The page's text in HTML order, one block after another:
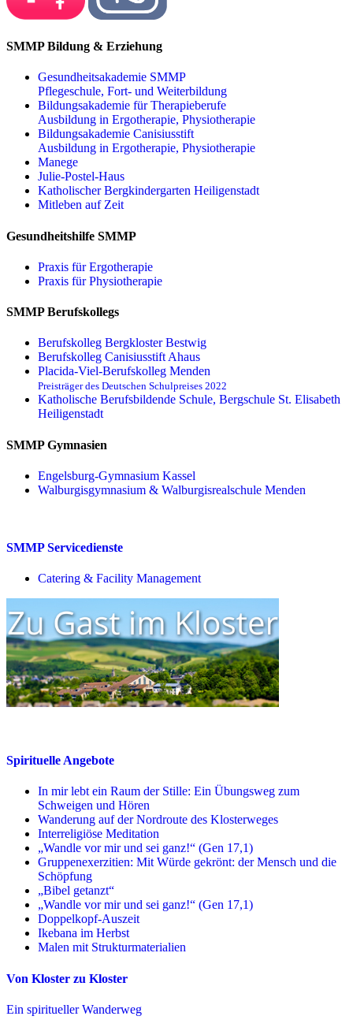
SMMP Bildung & Erziehung
Gesundheitsakademie SMMP
Pflegeschule, Fort- und Weiterbildung
Bildungsakademie für Therapieberufe
Ausbildung in Ergotherapie, Physiotherapie
Bildungsakademie Canisiusstift
Ausbildung in Ergotherapie, Physiotherapie
Manege
Julie-Postel-Haus
Katholischer Bergkindergarten Heiligenstadt
Mitleben auf Zeit
Gesundheitshilfe SMMP
Praxis für Ergo­therapie
Praxis für Physio­therapie
SMMP Berufskollegs
Berufskolleg Bergkloster Bestwig
Berufskolleg Canisiusstift Ahaus
Placida-Viel-Berufskolleg Menden
Preisträger des Deutschen Schulpreises 2022
Katholische Berufsbildende Schule, Bergschule St. Elisabeth
Heiligenstadt
SMMP Gymnasien
Engelsburg-Gymnasium Kassel
Walburgisgymnasium & Walburgisrealschule Menden
SMMP Servicedienste
Catering & Facility Management
Spirituelle Angebote
In mir lebt ein Raum der Stille: Ein Übungsweg zum
Schweigen und Hören
Wanderung auf der Nordroute des Klosterweges
Interreligiöse Meditation
„Wandle vor mir und sei ganz!“ (Gen 17,1)
Gruppenexerzitien: Mit Würde gekrönt: der Mensch und die
Schöpfung
„Bibel getanzt“
„Wandle vor mir und sei ganz!“ (Gen 17,1)
Doppelkopf-Auszeit
Ikebana im Herbst
Malen mit Strukturmaterialien
Von Kloster zu Kloster
Ein spiritueller Wanderweg